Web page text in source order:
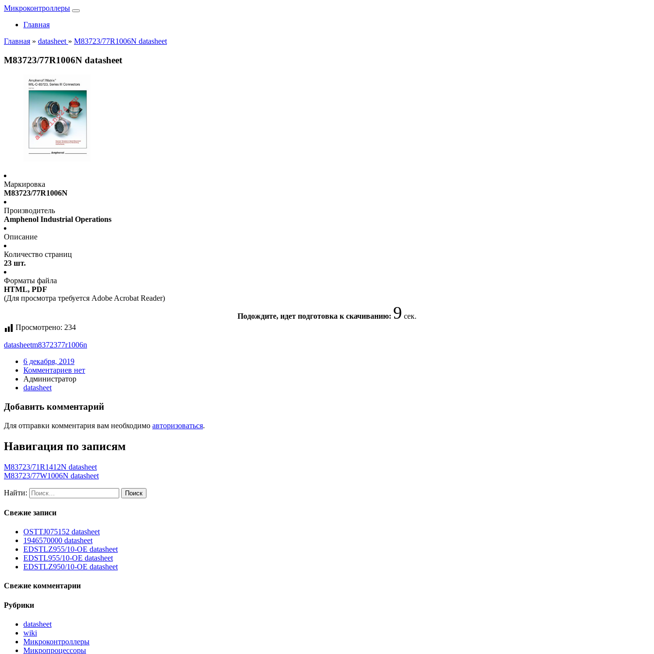
Микроконтроллеры
Главная
Главная » datasheet » M83723/77R1006N datasheet
M83723/77R1006N datasheet
Маркировка
M83723/77R1006N
Производитель
Amphenol Industrial Operations
Описание
Количество страниц
23 шт.
Форматы файла
HTML, PDF
(Для просмотра требуется Adobe Acrobat Reader)
Подождите, идет подготовка к скачиванию: 9 сек.
Просмотрено: 234
datasheetm8372377r1006n
6 декабря, 2019
Комментариев нет
Администратор
datasheet
Добавить комментарий
Для отправки комментария вам необходимо авторизоваться.
Навигация по записям
M83723/71R1412N datasheet
M83723/77W1006N datasheet
Найти:
Свежие записи
OSTTJ075152 datasheet
1946570000 datasheet
EDSTLZ955/10-OE datasheet
EDSTL955/10-OE datasheet
EDSTLZ950/10-OE datasheet
Свежие комментарии
Рубрики
datasheet
wiki
Микроконтроллеры
Микропроцессоры